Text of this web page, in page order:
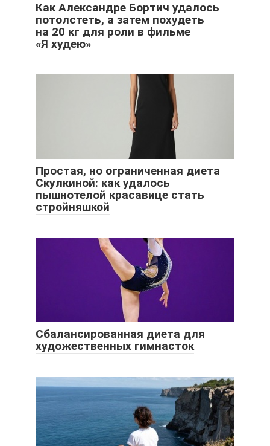
Как Александре Бортич удалось
потолстеть, а затем похудеть
на 20 кг для роли в фильме
«Я худею»
Простая, но ограниченная диета
Скулкиной: как удалось
пышнотелой красавице стать
стройняшкой
Сбалансированная диета для
художественных гимнасток